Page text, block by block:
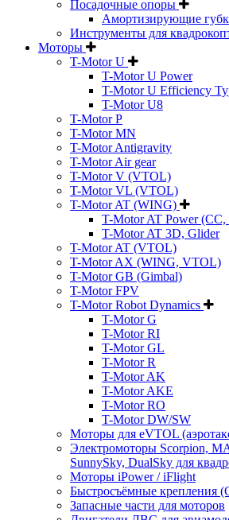
Посадочные опоры
Амортизирующие
Инструменты для
Моторы
T-Motor U
T-Motor U Power
T-Motor U Efficiency
T-Motor U8
T-Motor P
T-Motor MN
T-Motor Antigravity
T-Motor Air gear
T-Motor V (VTOL)
T-Motor VL (VTOL)
T-Motor AT (WING)
T-Motor AT Power
T-Motor AT 3D, Glider
T-Motor AT (VTOL)
T-Motor AX (WING, VTOL)
T-Motor GB (Gimbal)
T-Motor FPV
T-Motor Robot Dynamics
T-Motor G
T-Motor RI
T-Motor GL
T-Motor R
T-Motor AK
T-Motor AKE
T-Motor RO
T-Motor DW/SW
Моторы для eVTOL
Электромоторы Scorpion,
SunnySky, DualSky для
Моторы iPower / iFlight
Быстросъёмные крепления
Запасные части для моторов